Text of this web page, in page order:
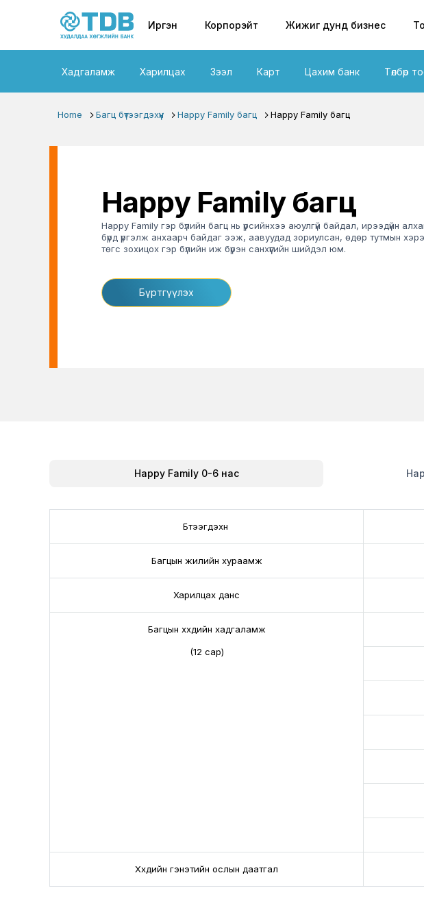
Иргэн Корпорэйт Жижиг дунд бизнес
Хадгаламж Харилцах Зээл Карт Цахим банк Төлбөр
Home Багц бүтээгдэхүүн Happy Family багц Happy Family багц
Happy Family багц
Happy Family гэр бүлийн багц нь үрсийнхээ аюулгүй байдал, ирээдүйн
бүрд үргэлж анхаарч байдаг ээж, аавуудад зориулсан, өдөр тутмын
төгс зохицох гэр бүлийн иж бүрэн санхүүгийн шийдэл юм.
Бүртгүүлэх
Happy Family 0-6 нас
Бүтээгдэхүүн
Багцын жилийн хураамж
Харилцах данс
Багцын хүүхдийн хадгаламж
(12 сар)
Хүүхдийн гэнэтийн ослын даатгал